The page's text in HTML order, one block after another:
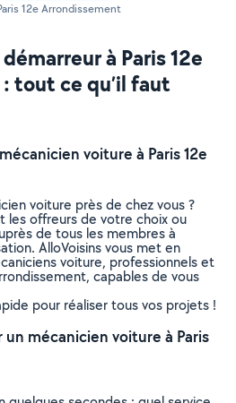
12e Arrondissement
à Paris 12e
tout ce qu’il faut
voiture à Paris 12e
voiture près de chez vous ?
les offreurs de votre choix ou
de tous les membres à
AlloVoisins vous met en
voiture, professionnels et
capables de vous
pour réaliser tous vos projets !
mécanicien voiture à Paris